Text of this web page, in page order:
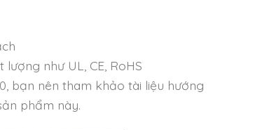
như UL, CE, RoHS
bạn nên tham khảo tài liệu hướng
phẩm này.